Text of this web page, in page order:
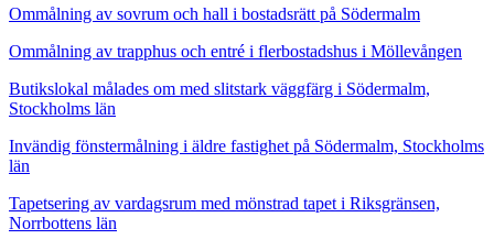
Ommålning av sovrum och hall i bostadsrätt på Södermalm
Ommålning av trapphus och entré i flerbostadshus i Möllevången
Butikslokal målades om med slitstark väggfärg i Södermalm,
Stockholms län
Invändig fönstermålning i äldre fastighet på Södermalm, Stockholms
län
Tapetsering av vardagsrum med mönstrad tapet i Riksgränsen,
Norrbottens län